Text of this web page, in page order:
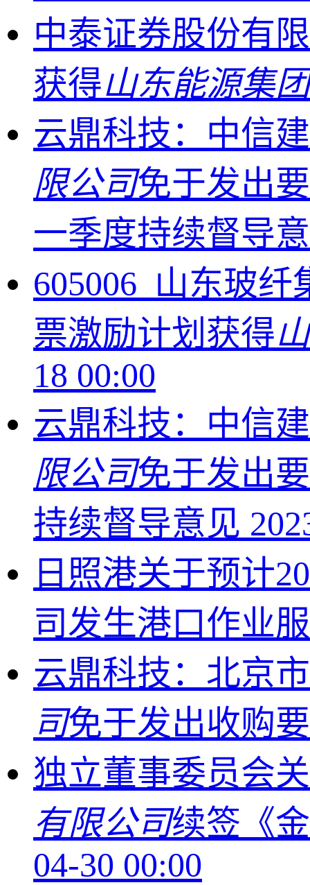
中泰证券股份有
获得山东能源集
云鼎科技：中信
限公司免于发出
一季度持续督导
605006_山东玻
票激励计划获得
18 00:00
云鼎科技：中信
限公司免于发出
持续督导意见
日照港关于预计
司发生港口作业
云鼎科技：北京
司免于发出收购
独立董事委员会
有限公司续签《
04-30 00:00